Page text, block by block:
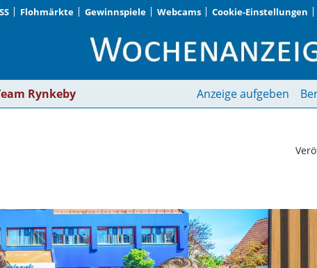
Flohmärkte Gewinnspiele Webcams Cookie-Einstellungen
Spende |
Rynkeby Anzeige aufgeben